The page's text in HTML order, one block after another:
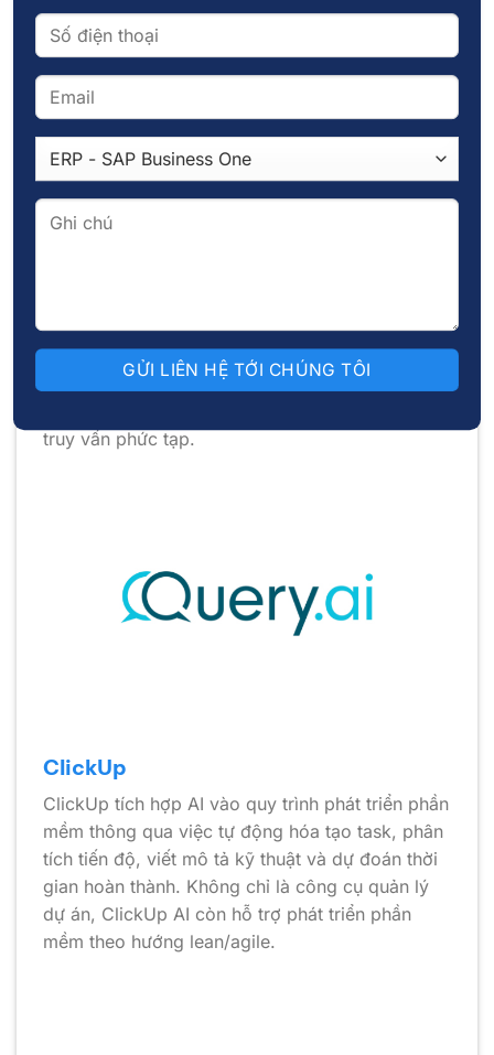
AI Query giúp lập trình viên xây dựng truy vấn
SQL, MongoDB hoặc Elasticsearch chỉ từ mô tả
ngôn ngữ tự nhiên. Với AI Query, bạn không cần
truy vấn phức tạp.
ClickUp
ClickUp tích hợp AI vào quy trình phát triển phần
mềm thông qua việc tự động hóa tạo task, phân
tích tiến độ, viết mô tả kỹ thuật và dự đoán thời
gian hoàn thành. Không chỉ là công cụ quản lý
dự án, ClickUp AI còn hỗ trợ phát triển phần
mềm theo hướng lean/agile.